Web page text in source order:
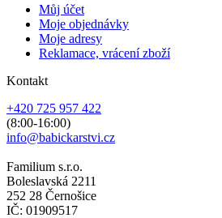
Můj účet
Moje objednávky
Moje adresy
Reklamace, vrácení zboží
Kontakt
+420 725 957 422
(8:00-16:00)
info@babickarstvi.cz
Familium s.r.o.
Boleslavská 2211
252 28 Černošice
IČ: 01909517